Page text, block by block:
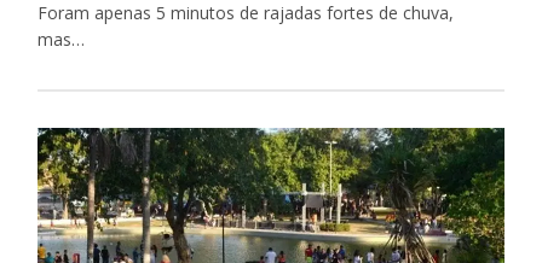
Foram apenas 5 minutos de rajadas fortes de chuva,
mas…